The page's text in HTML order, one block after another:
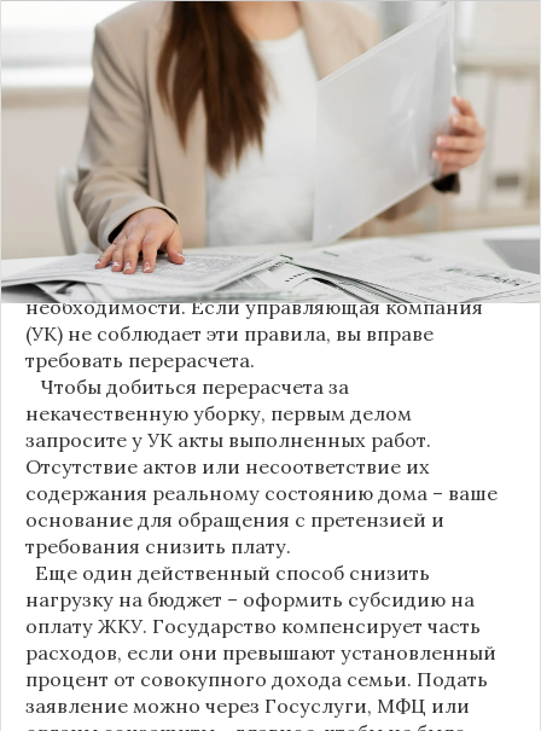
С 1 августа в квитанциях за жилищно-
коммунальные услуги введено важное
новшество. Как поясняет автор канала "ВЗО
ProДеньги", теперь уборка мест общего
пользования (МОП) выделена в отдельную
строку. Это дает жильцам четкое понимание, за
что именно они платят.
Новые нормы строго регламентируют частоту
уборки: мытье полов и лестниц должно
проводиться несколько раз в неделю, удаление
пыли – еженедельно, а уборка снега – по мере
необходимости. Если управляющая компания
(УК) не соблюдает эти правила, вы вправе
требовать перерасчета.
Чтобы добиться перерасчета за
некачественную уборку, первым делом
запросите у УК акты выполненных работ.
Отсутствие актов или несоответствие их
содержания реальному состоянию дома – ваше
основание для обращения с претензией и
требования снизить плату.
Еще один действенный способ снизить
нагрузку на бюджет – оформить субсидию на
оплату ЖКУ. Государство компенсирует часть
расходов, если они превышают установленный
процент от совокупного дохода семьи. Подать
заявление можно через Госуслуги, МФЦ или